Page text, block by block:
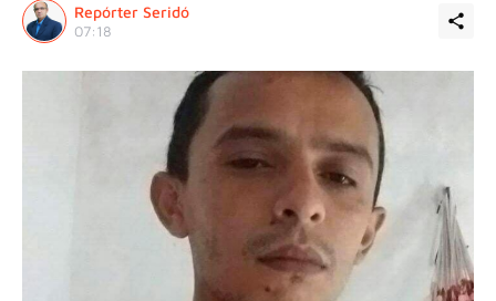
Repórter Seridó
07:18